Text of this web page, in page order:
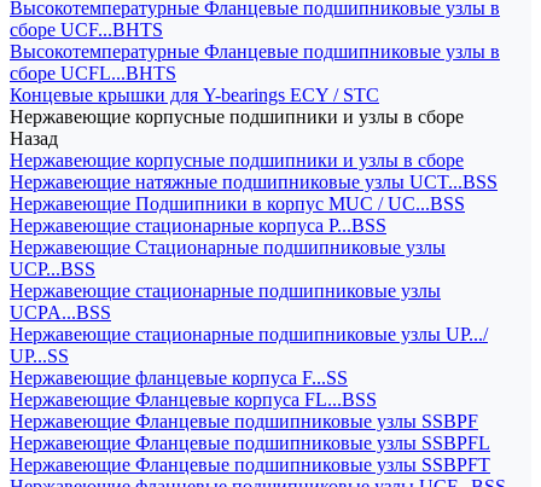
Высокотемпературные Фланцевые подшипниковые узлы в
сборе UCF...BHTS
Высокотемпературные Фланцевые подшипниковые узлы в
сборе UCFL...BHTS
Концевые крышки для Y-bearings ECY / STC
Нержавеющие корпусные подшипники и узлы в сборе
Назад
Нержавеющие корпусные подшипники и узлы в сборе
Нержавеющие натяжные подшипниковые узлы UCT...BSS
Нержавеющие Подшипники в корпус MUC / UC...BSS
Нержавеющие стационарные корпуса P...BSS
Нержавеющие Стационарные подшипниковые узлы
UCP...BSS
Нержавеющие стационарные подшипниковые узлы
UCPA...BSS
Нержавеющие стационарные подшипниковые узлы UP.../
UP...SS
Нержавеющие фланцевые корпуса F...SS
Нержавеющие Фланцевые корпуса FL...BSS
Нержавеющие Фланцевые подшипниковые узлы SSBPF
Нержавеющие Фланцевые подшипниковые узлы SSBPFL
Нержавеющие Фланцевые подшипниковые узлы SSBPFT